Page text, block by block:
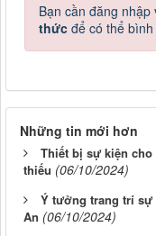
Bạn cần đăng nhập
thức để có thể bình
Những tin mới hơn
Thiết bị sự kiện
thiếu (06/10/2024)
Ý tưởng trang trí sự
An (06/10/2024)